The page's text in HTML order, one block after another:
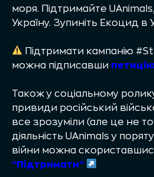
моря. Підтримайте
Україну. Зупиніть Екоцид в
Підтримати кампанію
можна підписавши
Також у соціальному
привиди російський
все зрозуміли (але це не
діяльність UAnimals у
війни можна
“Підтримати”